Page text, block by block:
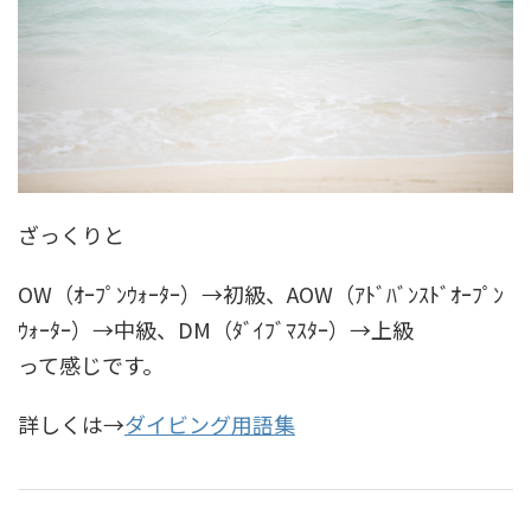
ざっくりと
OW（ｵｰﾌﾟﾝｳｫｰﾀｰ）→初級、AOW（ｱﾄﾞﾊﾞﾝｽﾄﾞｵｰﾌﾟﾝ
ｳｫｰﾀｰ）→中級、DM（ﾀﾞｲﾌﾞﾏｽﾀｰ）→上級
って感じです。
詳しくは→ダイビング用語集